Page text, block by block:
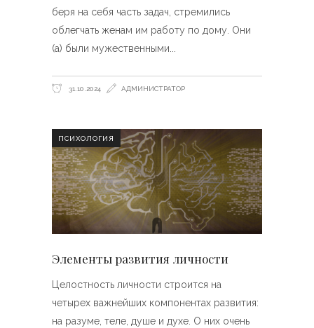
беря на себя часть задач, стремились
облегчать женам им работу по дому. Они
(а) были мужественными
31.10.2024 АДМИНИСТРАТОР
ПСИХОЛОГИЯ
Элементы развития личности
Целостность личности строится на
четырех важнейших компонентах развития:
на разуме, теле, душе и духе. О них очень